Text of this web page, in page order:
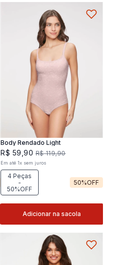
Body Rendado Light
R$ 59 ,90 R$ 119,90
Em até 1x sem juros
4 Peças
-
50%OFF
50%OFF
Adicionar na sacola